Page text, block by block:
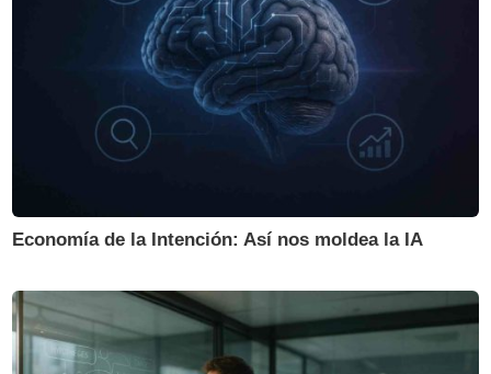
Economía de la Intención: Así nos moldea la IA